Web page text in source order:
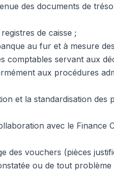
des documents de
de caisse ;
au fur et à mesure
comptables servant aux
aux procédures
et la standardisation des
avec le Finance
des vouchers (pièces
ou de tout problème